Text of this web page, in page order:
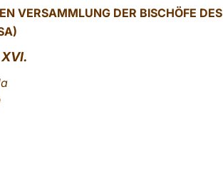
VERSAMMLUNG DER BISCHÖFE DES